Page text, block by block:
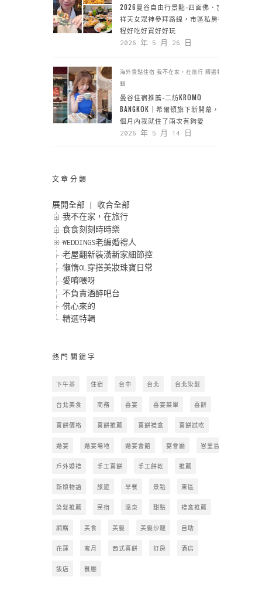
2026曼谷自由行景點-四面佛、吉
祥天女眾神參拜路線，市區私房行
程好吃好買好好玩
2026 年 5 月 26 日
海外景點住宿 我不在家，在旅行 精選特
輯
曼谷住宿推薦-二訪KROMO
BANGKOK｜希爾頓旗下新開幕，一
個月內我就住了兩次有夠愛
2026 年 5 月 14 日
文章分類
展開全部
收合全部
我不在家，在旅行
食食刻刻時時樂
WEDDINGS老編婚禮人
老屋翻新裝潢新家細節控
懶惰OL穿搭美妝珠寶日常
愛唷喂呀
不負責酒醉吧台
佛心來的
精選特輯
熱門關鍵字
下午茶 住宿 台中 台北 台北染髮
台北美食 商務 喜宴 喜宴菜單 喜餅
喜餅價格 喜餅推薦 喜餅禮盒 喜餅試吃
婚宴 婚宴場地 婚宴會館 宴會廳 峇里島
戶外婚禮 手工喜餅 手工餅乾 推薦
新娘物語 旅遊 早餐 景點 東區
染髮推薦 民宿 溫泉 甜點 禮盒推薦
網購 美食 美髮 美髮沙龍 自助
花蓮 蜜月 西式喜餅 訂房 酒店
飯店 餐廳